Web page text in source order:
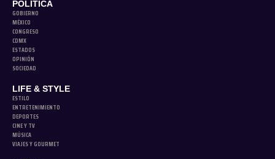
POLÍTICA
GOBIERNO
MÉXICO
CONGRESO
CDMX
ESTADOS
OPINIÓN
SOCIEDAD
LIFE & STYLE
ESTILO
ENTRETENIMIENTO
DEPORTES
CINE Y TV
MÚSICA
VIAJES Y GOURMET